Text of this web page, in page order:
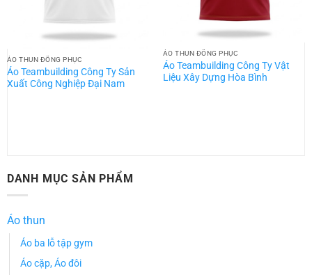
ÁO THUN ĐỒNG PHỤC
Áo Teambuilding Công Ty Sản
Xuất Công Nghiệp Đại Nam
ÁO THUN ĐỒNG PHỤC
Áo Teambuilding Công Ty Vật
Liệu Xây Dựng Hòa Bình
DANH MỤC SẢN PHẨM
Áo thun
Áo ba lỗ tập gym
Áo cặp, Áo đôi